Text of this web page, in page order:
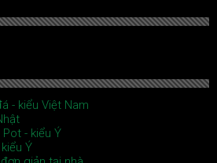
- kiểu Việt Nam
- kiểu Ý
Ý